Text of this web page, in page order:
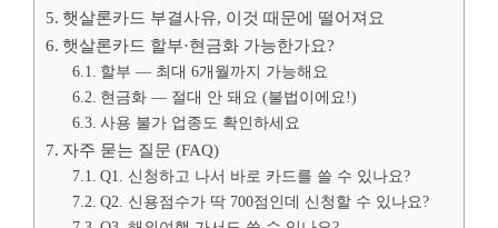
햇살론카드 부결사유, 이것 때문에 떨어져요
햇살론카드 할부·현금화 가능한가요?
할부 — 최대 6개월까지 가능해요
현금화 — 절대 안 돼요 (불법이에요!)
사용 불가 업종도 확인하세요
자주 묻는 질문 (FAQ)
Q1. 신청하고 나서 바로 카드를 쓸 수 있나요?
Q2. 신용점수가 딱 700점인데 신청할 수 있나요?